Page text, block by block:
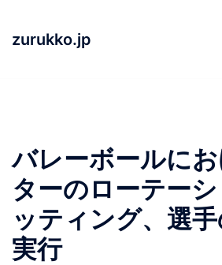
zurukko.jp
バレーボールに
ターのローテー
ッティング、選手
実行